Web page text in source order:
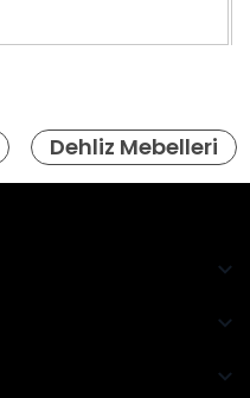
Dehliz Mebelleri